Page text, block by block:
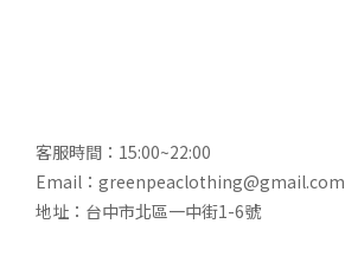
客服時間：15:00~22:00
Email：greenpeaclothing@gmail.com
地址：台中市北區一中街1-6號